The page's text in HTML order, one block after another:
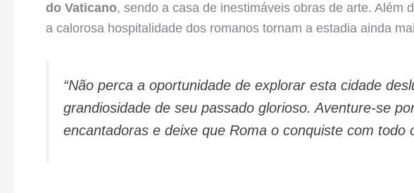
do Vaticano, sendo a casa de inestimáveis obras de arte. Além
a calorosa hospitalidade dos romanos tornam a estadia ainda
“Não perca a oportunidade de explorar esta cidade
grandiosidade de seu passado glorioso. Aventure-se
encantadoras e deixe que Roma o conquiste com todo